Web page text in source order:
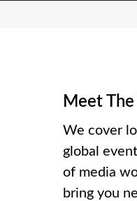
Meet The
We cover
global
of media
bring you